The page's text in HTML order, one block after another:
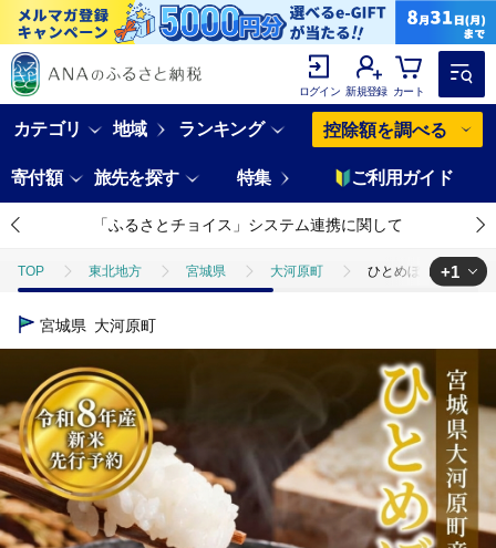
ログイン 新規登録 カート
カテゴリ 地域 ランキング 控除額を調べる
寄付額 旅先を探す 特集 ご利用ガイド
「ふるさとチョイス」システム連携に関して
TOP 東北地方 宮城県 大河原町 ひとめぼれ 定期便
TOP
+1
宮城県 大河原町